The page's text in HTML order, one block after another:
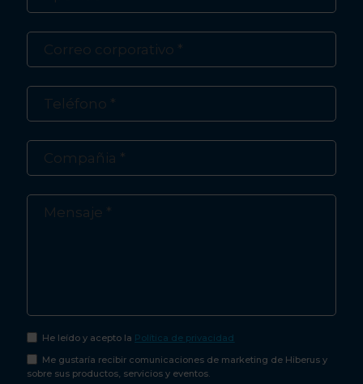
He leído y acepto la Política de privacidad
Me gustaría recibir comunicaciones de marketing de Hiberus y
sobre sus productos, servicios y eventos.